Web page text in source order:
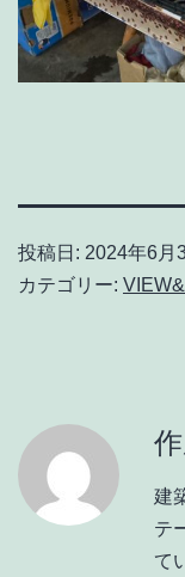
投稿日: 2024年6月
カテゴリー:
建
テ
て